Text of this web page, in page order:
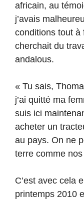
africain, au
j’avais
conditions tout à
cherchait du
andalous.
« Tu sais,
j’ai quitté ma
suis ici
acheter un
au pays. On ne
terre comme
C’est avec cela
printemps 2010